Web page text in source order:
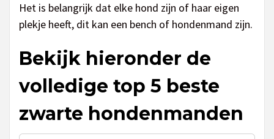
Het is belangrijk dat elke hond zijn of haar eigen
plekje heeft, dit kan een bench of hondenmand zijn.
Bekijk hieronder de
volledige top 5 beste
zwarte hondenmanden